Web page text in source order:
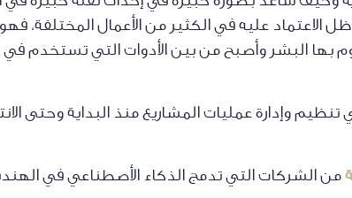
الاعتماد عليه في الكثير من الأعمال المختلفة،
بها البشر وأصبح من بين الأدوات التي تستخدم
وإدارة عمليات المشاريع منذ البداية وحتى
من الشركات التي تدمج الذكاء الأصطناعي في